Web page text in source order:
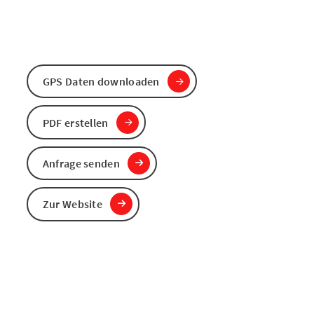
GPS Daten downloaden
PDF erstellen
Anfrage senden
Zur Website